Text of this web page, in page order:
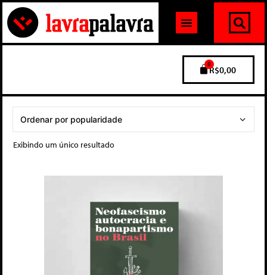
R$0,00
0
Exibindo um único resultado